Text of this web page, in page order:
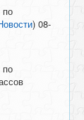
по
) 08-
по